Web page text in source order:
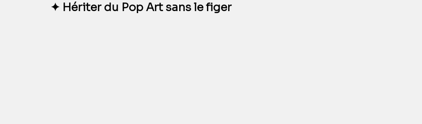
✦ Hériter du Pop Art sans le figer